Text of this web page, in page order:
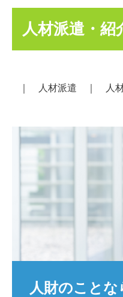
お問合せ
人材派遣・紹
人材派遣 人
人財のことな